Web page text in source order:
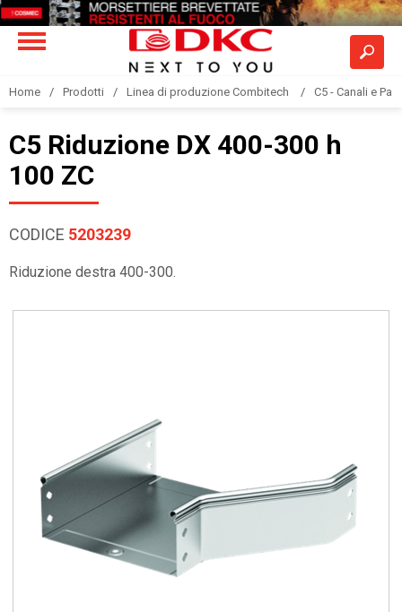
Home Prodotti Linea di produzione Combitech C5 - Canali e
C5 Riduzione DX 400-300 h
100 ZC
CODICE 5203239
Riduzione destra 400-300.